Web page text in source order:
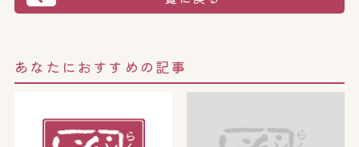
あなたにおすすめの記事